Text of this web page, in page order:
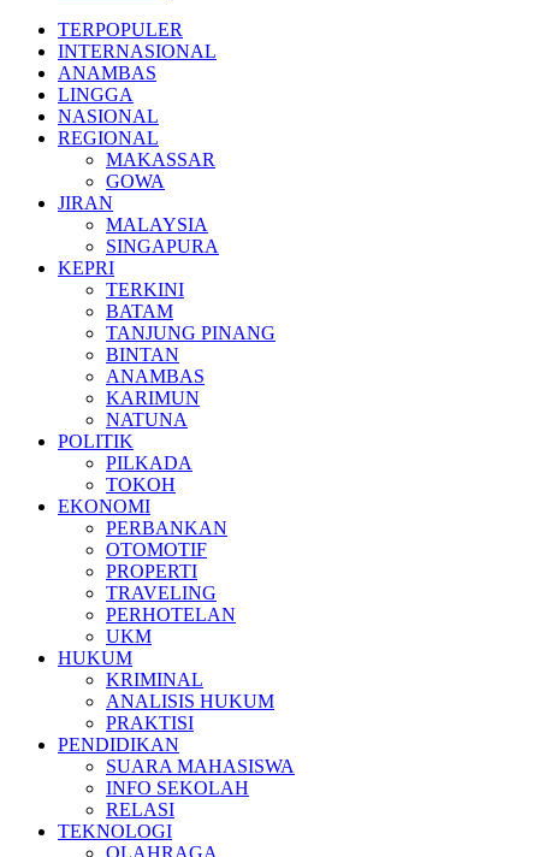
TERPOPULER
INTERNASIONAL
ANAMBAS
LINGGA
NASIONAL
REGIONAL
MAKASSAR
GOWA
JIRAN
MALAYSIA
SINGAPURA
KEPRI
TERKINI
BATAM
TANJUNG PINANG
BINTAN
ANAMBAS
KARIMUN
NATUNA
POLITIK
PILKADA
TOKOH
EKONOMI
PERBANKAN
OTOMOTIF
PROPERTI
TRAVELING
PERHOTELAN
UKM
HUKUM
KRIMINAL
ANALISIS HUKUM
PRAKTISI
PENDIDIKAN
SUARA MAHASISWA
INFO SEKOLAH
RELASI
TEKNOLOGI
OLAHRAGA